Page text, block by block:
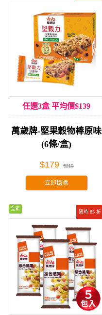
任選3盒 平均價$139
萬歲牌-堅果穀物棒原味
(6條/盒)
$179 $210
立即搶購
限時 85 折
全素